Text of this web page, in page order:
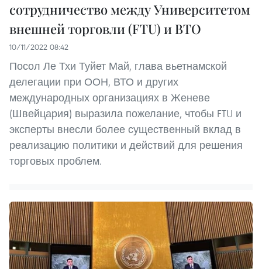
сотрудничество между Университетом
внешней торговли (FTU) и ВТО
10/11/2022 08:42
Посол Ле Тхи Туйет Май, глава вьетнамской
делегации при ООН, ВТО и других
международных организациях в Женеве
(Швейцария) выразила пожелание, чтобы FTU и
эксперты внесли более существенный вклад в
реализацию политики и действий для решения
торговых проблем.